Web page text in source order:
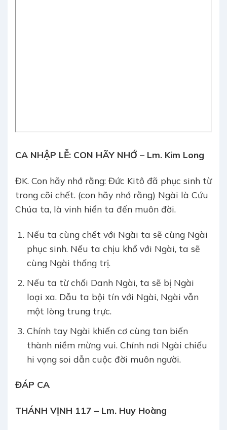
CA NHẬP LỄ: CON HÃY NHỚ – Lm. Kim Long
ĐK. Con hãy nhớ rằng: Đức Kitô đã phục sinh từ
trong cõi chết. (con hãy nhớ rằng) Ngài là Cứu
Chúa ta, là vinh hiển ta đến muôn đời.
Nếu ta cùng chết với Ngài ta sẽ cùng Ngài
phục sinh. Nếu ta chịu khổ với Ngài, ta sẽ
cùng Ngài thống trị.
Nếu ta từ chối Danh Ngài, ta sẽ bị Ngài
loại xa. Dẫu ta bội tín với Ngài, Ngài vẫn
một lòng trung trực.
Chính tay Ngài khiến cơ cùng tan biến
thành niềm mừng vui. Chính nơi Ngài chiếu
hi vọng soi dẫn cuộc đời muôn người.
ĐÁP CA
THÁNH VỊNH 117 – Lm. Huy Hoàng